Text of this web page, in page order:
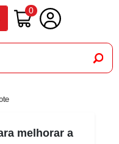
0
melhorar a